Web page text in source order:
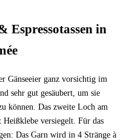
Espressotassen in
Gänseeier ganz vorsichtig im
sehr gut gesäubert, um sie
können. Das zweite Loch am
versiegelt. Für das
Das Garn wird in 4 Stränge à